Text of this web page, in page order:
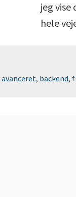
jeg vise
hele
avanceret, backend,